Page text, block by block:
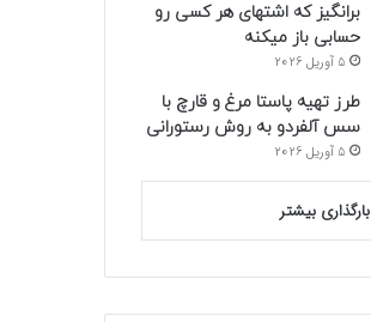
برانگیز که اشتهای هر کسی رو
حسابی باز میکنه
5 آوریل 2026
طرز تهیه پاستا مرغ و قارچ با
سس آلفردو به روش رستورانی
5 آوریل 2026
بارگذاری بیشتر